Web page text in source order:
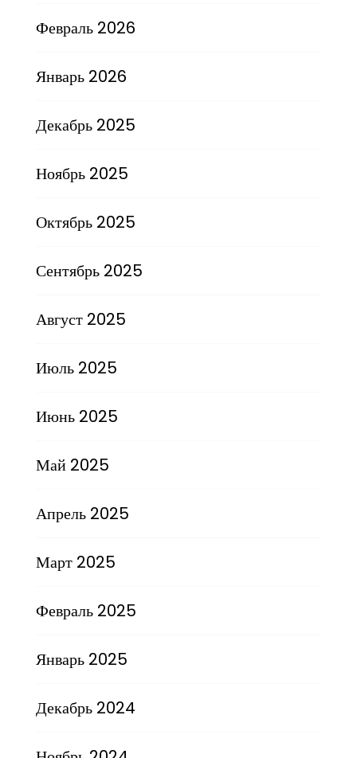
Февраль 2026
Январь 2026
Декабрь 2025
Ноябрь 2025
Октябрь 2025
Сентябрь 2025
Август 2025
Июль 2025
Июнь 2025
Май 2025
Апрель 2025
Март 2025
Февраль 2025
Январь 2025
Декабрь 2024